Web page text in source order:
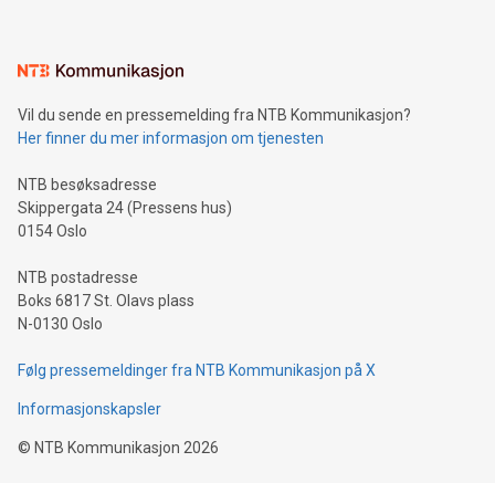
Vil du sende en pressemelding fra NTB Kommunikasjon?
Her finner du mer informasjon om tjenesten
NTB besøksadresse
Skippergata 24 (Pressens hus)
0154 Oslo
NTB postadresse
Boks 6817 St. Olavs plass
N-0130 Oslo
Følg pressemeldinger fra NTB Kommunikasjon på X
Informasjonskapsler
© NTB Kommunikasjon 2026